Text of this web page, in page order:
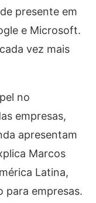
presente em
e Microsoft.
vez mais
no
empresas,
apresentam
Marcos
Latina,
para empresas.